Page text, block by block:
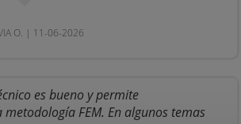
O. | 11-06-2026
es bueno y permite
FEM. En algunos temas